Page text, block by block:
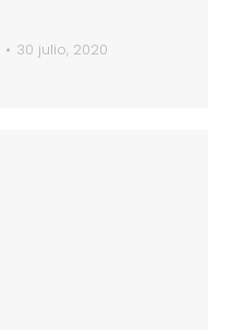
30 julio, 2020